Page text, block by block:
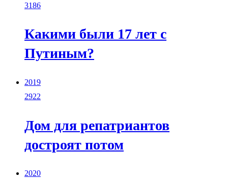
3186
Какими были 17 лет с
Путиным?
2019
2922
Дом для репатриантов
достроят потом
2020